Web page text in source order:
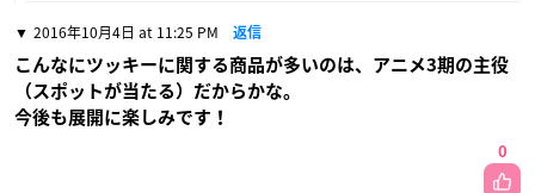
2016年10月4日 at 11:25 PM 返信
こんなにツッキーに関する商品が多いのは、アニメ3期の主役
（スポットが当たる）だからかな。
今後も展開に楽しみです！
0